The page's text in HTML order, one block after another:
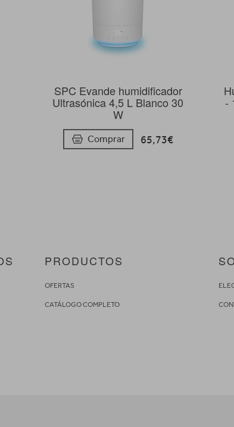
SPC Evande humidificador
Ultrasónica 4,5 L Blanco 30
W
Comprar 65,73€
-
PRODUCTOS
OFERTAS
CATÁLOGO COMPLETO